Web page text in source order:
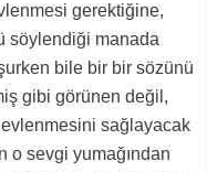
gerektiğine,
söylendiği manada
bile bir bir sözünü
gibi görünen değil,
sağlayacak
o sevgi yumağından